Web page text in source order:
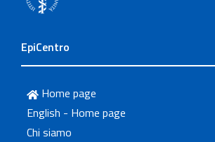
EpiCentro
Home page
English - Home page
Chi siamo